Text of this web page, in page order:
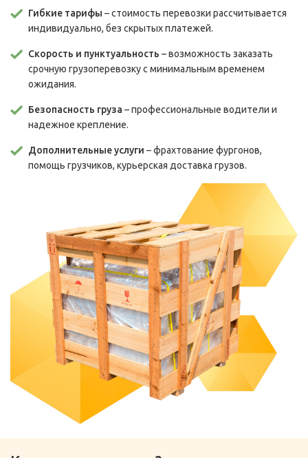
Гибкие тарифы – стоимость перевозки рассчитывается
индивидуально, без скрытых платежей.
Скорость и пунктуальность – возможность заказать
срочную грузоперевозку с минимальным временем
ожидания.
Безопасность груза – профессиональные водители и
надежное крепление.
Дополнительные услуги – фрахтование фургонов,
помощь грузчиков, курьерская доставка грузов.